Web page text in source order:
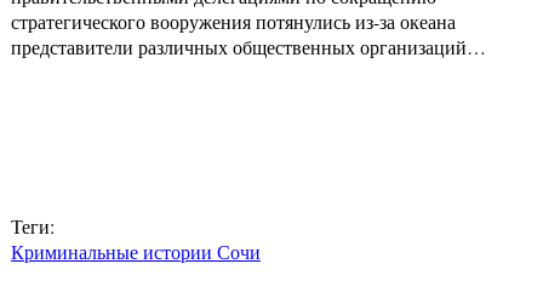
стратегического вооружения потянулись из-за океана
представители различных общественных организаций…
Теги:
Криминальные истории Сочи